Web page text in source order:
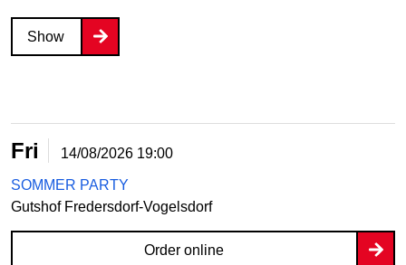
Show
Fri 14/08/2026 19:00
SOMMER PARTY
Gutshof Fredersdorf-Vogelsdorf
Order online